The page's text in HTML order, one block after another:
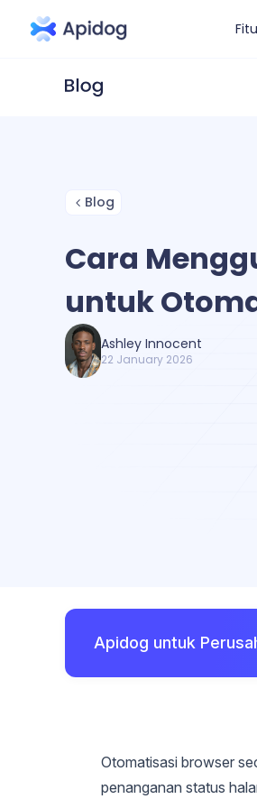
Blog
Cara
untuk
Ashley Innocent
22 January 2026
Apidog untuk
Otomatisasi browser
penanganan status